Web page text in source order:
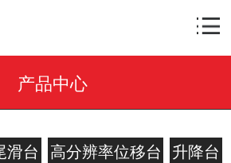
产品中心
滑台 高分辨率位移台 升降台